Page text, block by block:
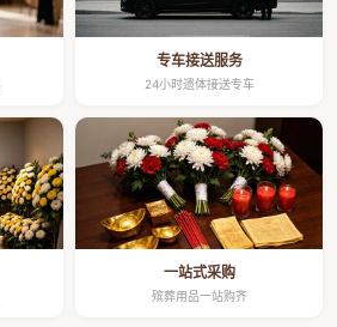
专车接送服务
24小时遗体接送专车
一站式采购
殡葬用品一站购齐